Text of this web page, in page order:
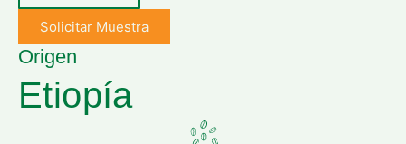
Solicitar Muestra
Origen
Etiopía